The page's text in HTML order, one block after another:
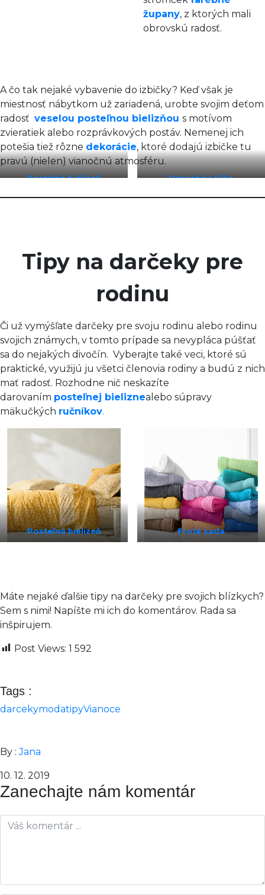
župany, z ktorých mali
obrovskú radosť.
A čo tak nejaké vybavenie do izbičky? Keď však je
miestnosť nábytkom už zariadená, urobte svojim deťom
radosť veselou posteľnou bielizňou s motívom
zvieratiek alebo rozprávkových postáv. Nemenej ich
potešia tiež rôzne dekorácie, ktoré dodajú izbičke tu
pravú (nielen) vianočnú atmosféru.
Posteľná bielizeň Dekorácia liška
Tipy na darčeky pre
rodinu
Či už vymýšľate darčeky pre svoju rodinu alebo rodinu
svojich známych, v tomto prípade sa nevypláca púšťať
sa do nejakých divočín. Vyberajte také veci, ktoré sú
praktické, využijú ju všetci členovia rodiny a budú z nich
mať radosť. Rozhodne nič neskazíte
darovaním posteľnej bieliznealebo súpravy
mäkučkých ručníkov.
Posteľná bielizeň Froté sada
Máte nejaké ďalšie tipy na darčeky pre svojich blízkych?
Sem s nimi! Napíšte mi ich do komentárov. Rada sa
inšpirujem.
Post Views: 1 592
Tags :
darcekymodatipyVianoce
By :Jana
10. 12. 2019
Zanechajte nám komentár